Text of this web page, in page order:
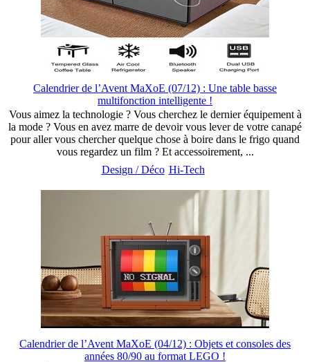
Calendrier de l’Avent MaXoE (07/12) : Une table basse
multifonction intelligente !
Vous aimez la technologie ? Vous cherchez le dernier équipement à
la mode ? Vous en avez marre de devoir vous lever de votre canapé
pour aller vous chercher quelque chose à boire dans le frigo quand
vous regardez un film ? Et accessoirement, ...
Design / Déco Hi-Tech
Calendrier de l’Avent MaXoE (04/12) : Objets et consoles des
années 80/90 au format LEGO !